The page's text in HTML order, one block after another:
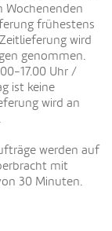
Wochenenden
frühestens
wird
genommen.
17.00 Uhr /
ist keine
wird an
werden auf
mit
30 Minuten.